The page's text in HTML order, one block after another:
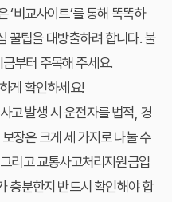
‘비교사이트’를 통해 똑똑하
꿀팁을 대방출하려 합니다. 불
부터 주목해 주세요.
게 확인하세요!
고 발생 시 운전자를 법적, 경
장은 크게 세 가지로 나눌 수
리고 교통사고처리지원금입
충분한지 반드시 확인해야 합